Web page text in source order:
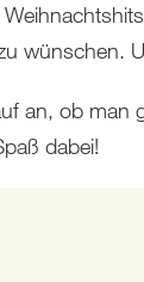
wünschen.
an, ob man
dabei!